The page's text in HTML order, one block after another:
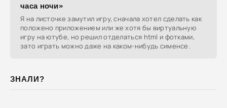
часа ночи»
Я на листочке замутил игру, сначала хотел сделать как
положено приложением или же хотя бы виртуальную
игру на ютубе, но решил отделаться html и фотками,
зато играть можно даже на каком-нибудь сименсе.
ЗНАЛИ?